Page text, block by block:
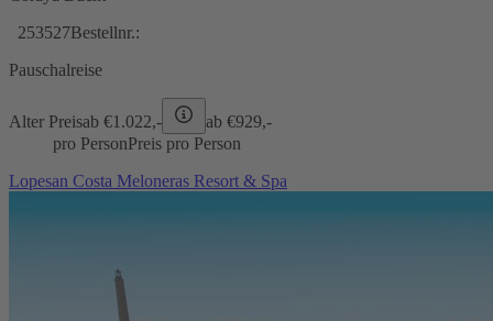
253527Bestellnr.:
Pauschalreise
Alter Preisab €1.022,- ab €929,-
pro PersonPreis pro Person
Lopesan Costa Meloneras Resort & Spa